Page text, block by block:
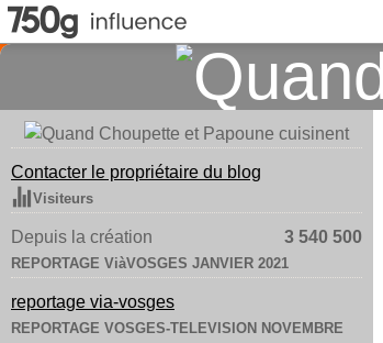
Contacter le propriétaire du blog
Visiteurs
Depuis la création 3 540 500
REPORTAGE ViàVOSGES JANVIER 2021
reportage via-vosges
REPORTAGE VOSGES-TELEVISION NOVEMBRE